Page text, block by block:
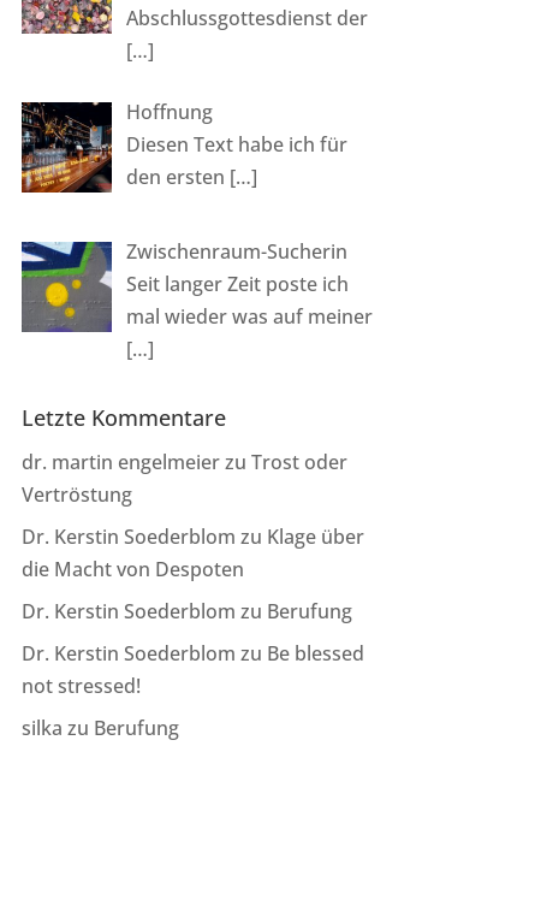
Abschlussgottesdienst der
[…]
Hoffnung
Diesen Text habe ich für
den ersten […]
Zwischenraum-Sucherin
Seit langer Zeit poste ich
mal wieder was auf meiner
[…]
Letzte Kommentare
dr. martin engelmeierzuTrost oder
Vertröstung
Dr. Kerstin Soederblom zu Klage über
die Macht von Despoten
Dr. Kerstin Soederblom zu Berufung
Dr. Kerstin Soederblom zu Be blessed
not stressed!
silka zu Berufung